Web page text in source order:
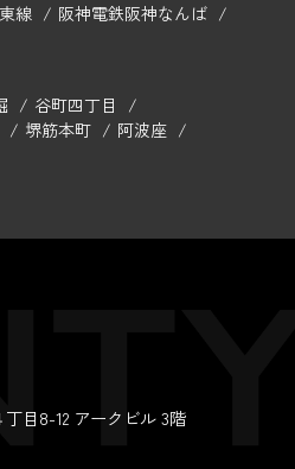
線
阪神電鉄阪神なんば
谷町四丁目
堺筋本町
阿波座
目8-12 アークビル 3階